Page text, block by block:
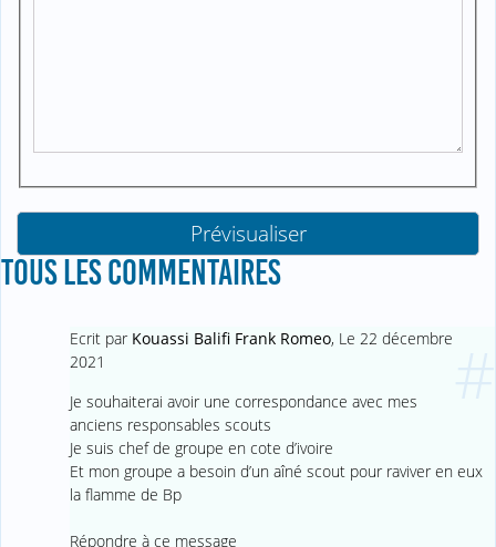
TOUS LES COMMENTAIRES
Ecrit par Kouassi Balifi Frank Romeo, Le 22 décembre
2021
Je souhaiterai avoir une correspondance avec mes
anciens responsables scouts
Je suis chef de groupe en cote d’ivoire
Et mon groupe a besoin d’un aîné scout pour raviver en eux
la flamme de Bp
Répondre à ce message